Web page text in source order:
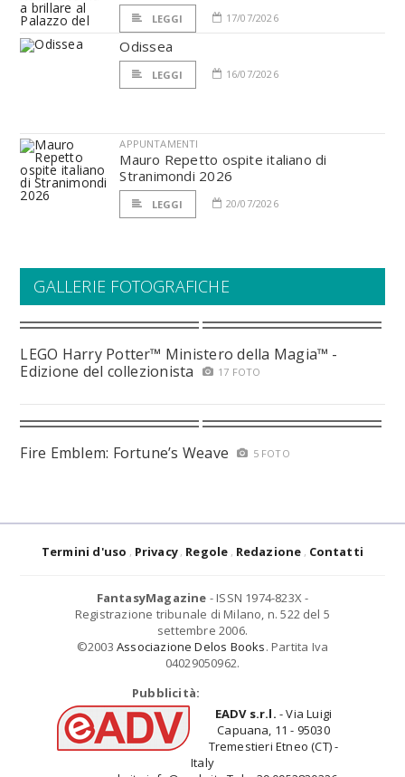
LEGGI 17/07/2026
Odissea
LEGGI 16/07/2026
APPUNTAMENTI
Mauro Repetto ospite italiano di
Stranimondi 2026
LEGGI 20/07/2026
GALLERIE FOTOGRAFICHE
LEGO Harry Potter™ Ministero della Magia™ -
Edizione del collezionista
17 FOTO
Fire Emblem: Fortune’s Weave 5 FOTO
Termini d'uso Privacy Regole Redazione Contatti
FantasyMagazine - ISSN 1974-823X -
Registrazione tribunale di Milano, n. 522 del 5
settembre 2006.
©2003 Associazione Delos Books. Partita Iva
04029050962.
Pubblicità:
EADV s.r.l. - Via Luigi
Capuana, 11 - 95030
Tremestieri Etneo (CT) -
Italy